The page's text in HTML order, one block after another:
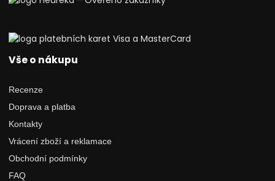
Vše o nákupu
Recenze
Doprava a platba
Kontakty
Vrácení zboží a reklamace
Obchodní podmínky
FAQ